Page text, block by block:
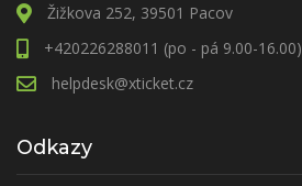
Žižkova 252, 39501 Pacov
+420226288011 (po - pá 9.00-16.00)
helpdesk@xticket.cz
Odkazy